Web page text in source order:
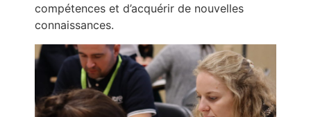
compétences et d’acquérir de nouvelles
connaissances.